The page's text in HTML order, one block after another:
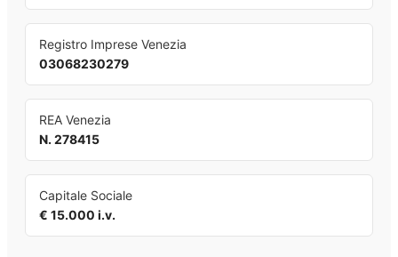
Registro Imprese Venezia
03068230279
REA Venezia
N. 278415
Capitale Sociale
€ 15.000 i.v.